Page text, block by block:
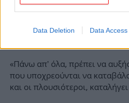
Data Deletion Data Access
«Πάνω απ’ όλα, πρέπει να
που υποχρεούνται να
και οι πλουσιότεροι,